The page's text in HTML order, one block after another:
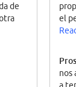
de
el
Pros
nos